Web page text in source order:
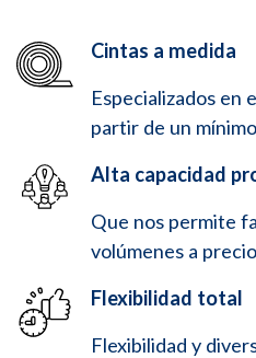
Cintas a medida
Especializados en
partir de un
Alta capacidad
Que nos permite
volúmenes a
Flexibilidad total
Flexibilidad y